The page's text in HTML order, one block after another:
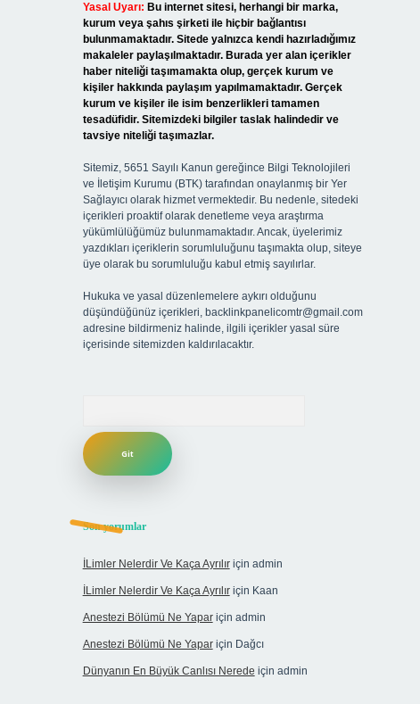
Yasal Uyarı: Bu internet sitesi, herhangi bir marka,
kurum veya şahıs şirketi ile hiçbir bağlantısı
bulunmamaktadır. Sitede yalnızca kendi hazırladığımız
makaleler paylaşılmaktadır. Burada yer alan içerikler
haber niteliği taşımamakta olup, gerçek kurum ve
kişiler hakkında paylaşım yapılmamaktadır. Gerçek
kurum ve kişiler ile isim benzerlikleri tamamen
tesadüfidir. Sitemizdeki bilgiler taslak halindedir ve
tavsiye niteliği taşımazlar.
Sitemiz, 5651 Sayılı Kanun gereğince Bilgi Teknolojileri
ve İletişim Kurumu (BTK) tarafından onaylanmış bir Yer
Sağlayıcı olarak hizmet vermektedir. Bu nedenle, sitedeki
içerikleri proaktif olarak denetleme veya araştırma
yükümlülüğümüz bulunmamaktadır. Ancak, üyelerimiz
yazdıkları içeriklerin sorumluluğunu taşımakta olup, siteye
üye olarak bu sorumluluğu kabul etmiş sayılırlar.
Hukuka ve yasal düzenlemelere aykırı olduğunu
düşündüğünüz içerikleri, backlinkpanelicomtr@gmail.com
adresine bildirmeniz halinde, ilgili içerikler yasal süre
içerisinde sitemizden kaldırılacaktır.
Son yorumlar
İLimler Nelerdir Ve Kaça Ayrılıriçin admin
İLimler Nelerdir Ve Kaça Ayrılıriçin Kaan
Anestezi Bölümü Ne Yapariçin admin
Anestezi Bölümü Ne Yapariçin Dağcı
Dünyanın En Büyük Canlısı Nerede için admin